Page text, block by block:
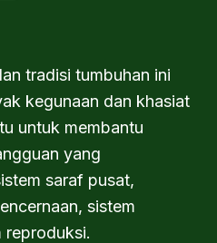
tradisi tumbuhan ini
kegunaan dan khasiat
untuk membantu
yang
saraf pusat,
sistem
reproduksi.